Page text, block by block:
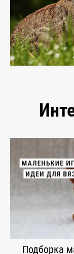
Подборка